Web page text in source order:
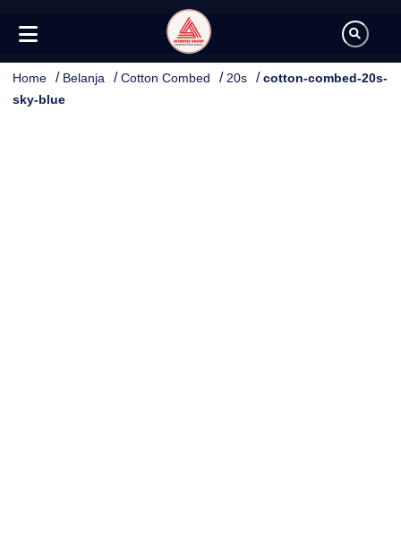
Home / Belanja /Cotton Combed / 20s /cotton-combed-20s-
sky-blue